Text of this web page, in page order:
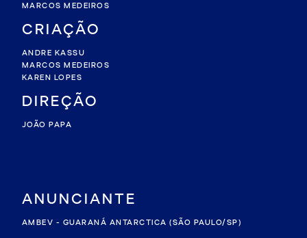
MARCOS MEDEIROS
CRIAÇÃO
ANDRE KASSU
MARCOS MEDEIROS
KAREN LOPES
DIREÇÃO
JOÃO PAPA
ANUNCIANTE
AMBEV - GUARANÁ ANTARCTICA(SÃO PAULO/SP)